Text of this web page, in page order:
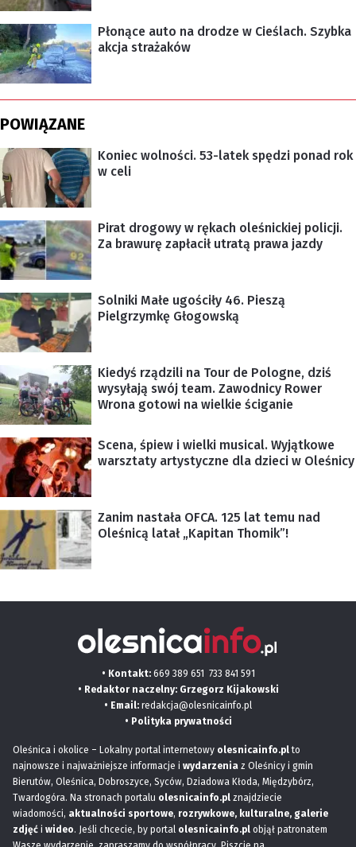
Płonące auto na drodze w Cieślach. Szybka
akcja strażaków
POWIĄZANE
Koniec wolności. 53-latek spędzi ponad rok
w celi
Pirat drogowy w rękach oleśnickiej policji.
Za brawurę zapłacił utratą prawa jazdy
Solniki Małe ugościły 46. Pieszą
Pielgrzymkę Głogowską
Kiedyś rządzili na Tour de Pologne, dziś
wysyłają swój team. Zawodnicy Rower
Wrona gotowi na wielkie ściganie
Scena, śpiew i wielki musical. Wyjątkowe
warsztaty artystyczne dla dzieci w Oleśnicy
Zanim nastała OFCA. 125 lat temu nad
Oleśnicą latał „Kapitan Thomik”!
• Kontakt: 669 389 651 733 841 591
• Redaktor naczelny: Grzegorz Kijakowski
• Email: redakcja@olesnicainfo.pl
• Polityka prywatności
Oleśnica i okolice – Lokalny portal internetowy olesnicainfo.plto
najnowsze i najważniejsze informacje i wydarzenia z Oleśnicy i gmin
Bierutów, Oleśnica, Dobroszyce, Syców, Dziadowa Kłoda, Międzybórz,
Twardogóra. Na stronach portalu olesnicainfo.pl znajdziecie
wiadomości, aktualności sportowe, rozrywkowe, kulturalne, galerie
zdjęć i wideo. Jeśli chcecie, by portal olesnicainfo.pl objął patronatem